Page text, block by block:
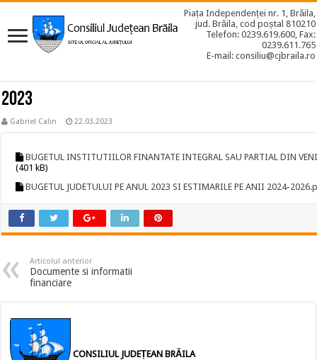
Piața Independenței nr. 1, Brăila,
jud. Brăila, cod poștal 810210
Telefon: 0239.619.600, Fax:
0239.611.765
E-mail: consiliu@cjbraila.ro
2023
Gabriel Calin 22.03.2023
BUGETUL INSTITUTIILOR FINANTATE INTEGRAL SAU PARTIAL DIN
(401 kB)
BUGETUL JUDETULUI PE ANUL 2023 SI ESTIMARILE PE ANII 2024-
Articolul anterior
Documente si informatii
financiare
CONSILIUL JUDEȚEAN BRĂILA